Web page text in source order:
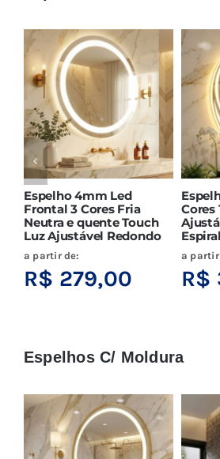
Espelho 4mm Led
Frontal 3 Cores Fria
Neutra e quente Touch
Luz Ajustável Redondo
a partir de:
R$ 279,00
Cores
a partir
R$
Espelhos C/ Moldura